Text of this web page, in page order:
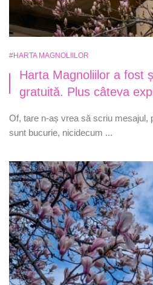
#HARTA MAGNOLIILOR
Harta Magnoliilor a fost
gratuită. Plus câteva
Of, tare n-aș vrea să scriu mesajul,
sunt bucurie, nicidecum ...